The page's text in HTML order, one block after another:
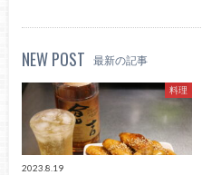
NEW POST 最新の記事
料理
2023.8.19